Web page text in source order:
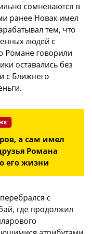
сомневаются в
ранее Новак имел
тем, что
людей с
Романе говорили
оставались без
с Ближнего
а сам имел
Романа
его жизни
с
где продолжил